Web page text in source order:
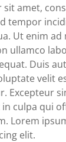
amet,
tempor
Ut enim ad
ullamco
Duis
velit
Excepteur
culpa qui
Lorem
elit.